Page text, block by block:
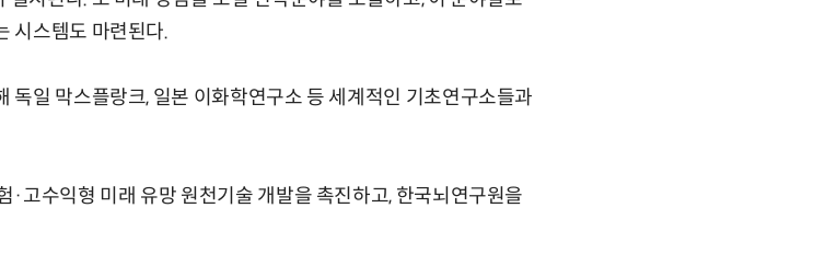
시스템도 마련된다.
독일 막스플랑크, 일본 이화학연구소 등 세계적인 기초연구소들과
·고수익형 미래 유망 원천기술 개발을 촉진하고, 한국뇌연구원을